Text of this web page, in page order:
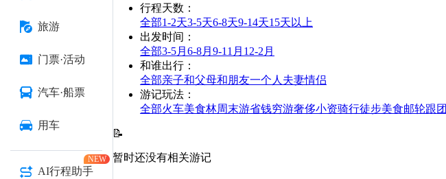
旅游
门票·活动
汽车·船票
用车
AI行程助手
NEW
行程天数 ：
全部1-2天3-5天6-8天9-14天15天以上
出发时间 ：
全部3-5月 6-8月 9-11月 12-2月
和谁出行 ：
全部亲子和父母和朋友一个人 夫妻情侣
游记玩法 ：
全部火车美食林周末游省钱穷游奢侈小资骑行徒步美食邮轮跟团
📝
暂时还没有相关游记